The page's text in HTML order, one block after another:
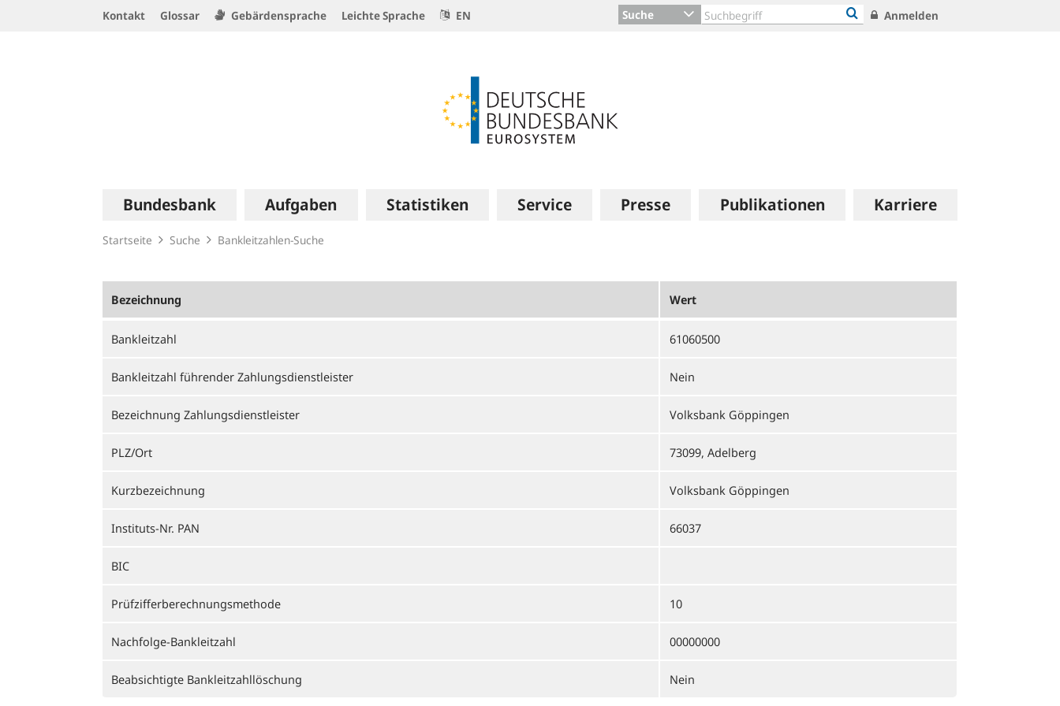
Kontakt Glossar Gebärdensprache Leichte Sprache EN Suche Anmelden
Hauptnavigation
Bundesbank Aufgaben Statistiken Service Presse Publikationen Karriere
Startseite Suche Bankleitzahlen-Suche
Bezeichnung Wert
Bankleitzahl 61060500
Bankleitzahl führender Zahlungsdienstleister Nein
Bezeichnung Zahlungsdienstleister Volksbank Göppingen
PLZ/Ort 73099, Adelberg
Kurzbezeichnung Volksbank Göppingen
Instituts-Nr. PAN 66037
BIC
Prüfzifferberechnungsmethode 10
Nachfolge-Bankleitzahl 00000000
Beabsichtigte Bankleitzahllöschung Nein